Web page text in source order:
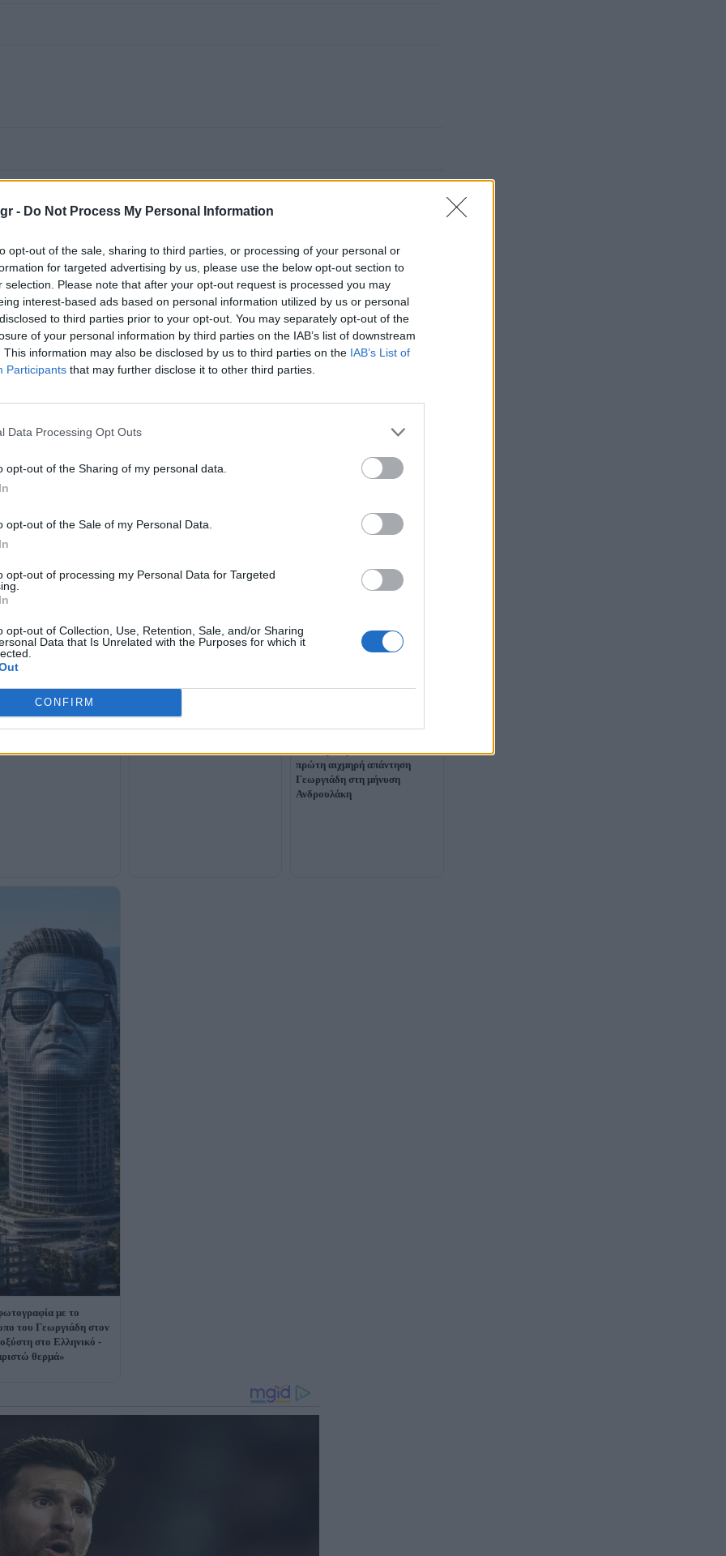
- Do Not Process My Personal Information
opt-out of the sale, sharing to third parties, or processing of your personal or
for targeted advertising by us, please use the below opt-out section to
selection. Please note that after your opt-out request is processed you may
interest-based ads based on personal information utilized by us or personal
to third parties prior to your opt-out. You may separately opt-out of the
of your personal information by third parties on the IAB’s list of downstream
This information may also be disclosed by us to third parties on the IAB’s List of
Participants that may further disclose it to other third parties.
Data Processing Opt Outs
opt-out of the Sharing of my personal data.
opt-out of the Sale of my Personal Data.
opt-out of processing my Personal Data for Targeted
opt-out of Collection, Use, Retention, Sale, and/or Sharing
Data that Is Unrelated with the Purposes for which it
CONFIRM
θράσος να με
και με μήνυση - Ας
τους λεονταρισμούς σε
Η ανάρτηση του Άδωνι
πρώτη αιχμηρή απάντηση
Γεωργιάδη στη μήνυση
Ανδρουλάκη
με το
του Γεωργιάδη στον
στο Ελληνικό -
θερμά»